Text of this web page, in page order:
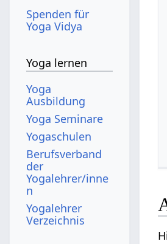
Spenden für
Yoga Vidya
Yoga lernen
Yoga
Ausbildung
Yoga Seminare
Yogaschulen
Berufsverband
der
Yogalehrer/inne
n
Yogalehrer
Verzeichnis